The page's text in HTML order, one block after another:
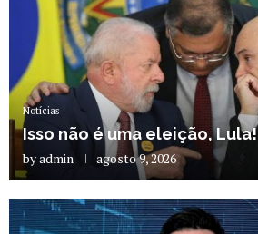
Notícias
Isso não é uma eleição, Lula!
byadmin agosto 9, 2026